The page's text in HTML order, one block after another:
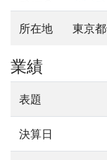
所在地 東京
業績
表題
決算日